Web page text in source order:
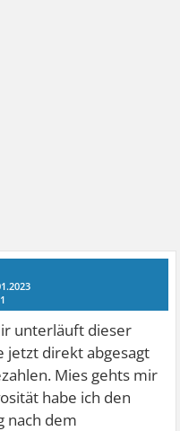
1
unterläuft dieser
jetzt direkt abgesagt
Mies gehts mir
habe ich den
nach dem